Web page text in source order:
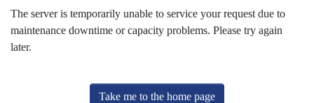
The server is temporarily unable to service your request due to
maintenance downtime or capacity problems. Please try again
later.
Take me to the home page